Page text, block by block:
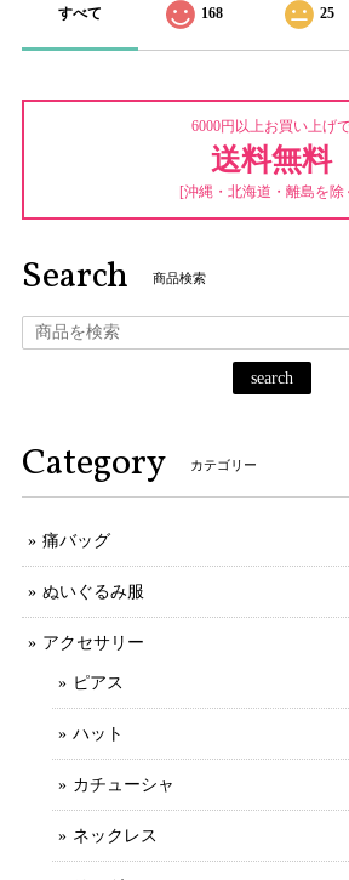
すべて 168 25
6000円以上お買い上げ
送料無料
[沖縄・北海道・離島を除
Search 商品検索
search
Category カテゴリー
痛バッグ
ぬいぐるみ服
アクセサリー
ピアス
ハット
カチューシャ
ネックレス